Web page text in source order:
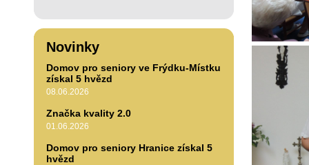
Novinky
Domov pro seniory ve Frýdku-Místku
získal 5 hvězd
08.06.2026
Značka kvality 2.0
01.06.2026
Domov pro seniory Hranice získal 5
hvězd